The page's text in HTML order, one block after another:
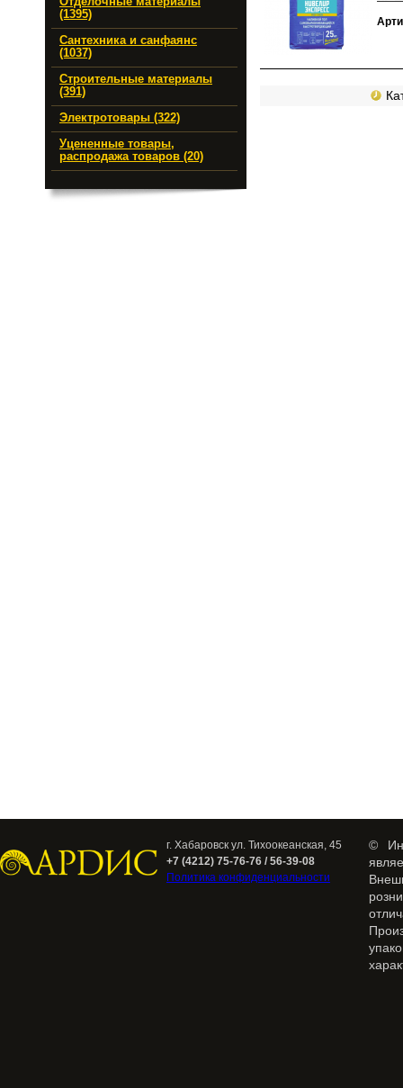
(1395)
Сантехника и санфаянс
(1037)
Строительные материалы
(391)
Электротовары (322)
Уцененные товары,
распродажа товаров (20)
г. Хабаровск ул. Тихоокеанская, 45
+7 (4212) 75-76-76 / 56-39-08
Политика конфиденциальности
©